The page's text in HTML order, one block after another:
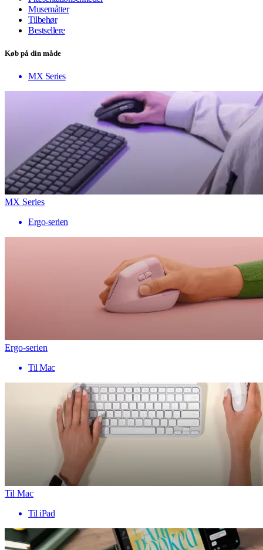
Musemåtter
Tilbehør
Bestsellere
Køb på din måde
MX Series
MX Series
Ergo-serien
Ergo-serien
Til Mac
Til Mac
Til iPad